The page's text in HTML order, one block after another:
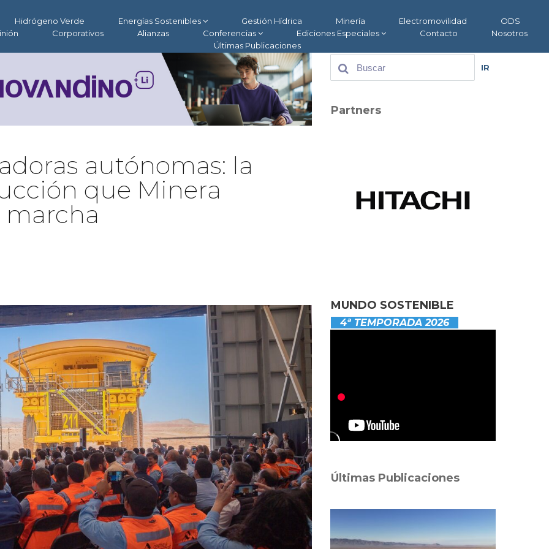
Hidrógeno Verde Energías Sostenibles Gestión Hídrica Minería Electromovilidad
ODS
Corporativos Alianzas Conferencias Ediciones Especiales Contacto
Nosotros
Últimas Publicaciones
autónomas: la
que Minera
IR
Partners
MUNDO SOSTENIBLE
4ª TEMPORADA 2026
Últimas Publicaciones